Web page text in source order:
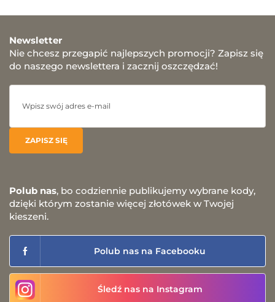
Newsletter
Nie chcesz przegapić najlepszych promocji? Zapisz się
do naszego newslettera i zacznij oszczędzać!
Polub nas, bo codziennie publikujemy wybrane kody,
dzięki którym zostanie więcej złotówek w Twojej
kieszeni.
Polub nas na Facebooku
Śledź nas na Instagram